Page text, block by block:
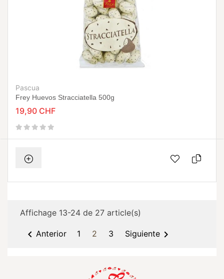
Pascua
Frey Huevos Stracciatella 500g
19,90 CHF
Affichage 13-24 de 27 article(s)
 Anterior 1 2 3 Siguiente 